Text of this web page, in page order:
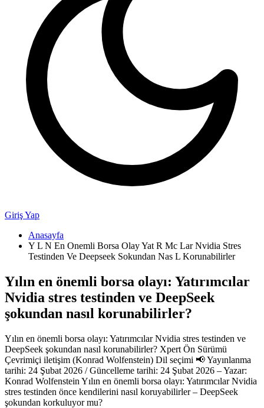
Giriş Yap
Anasayfa
Y L N En Onemli Borsa Olay Yat R Mc Lar Nvidia Stres
Testinden Ve Deepseek Sokundan Nas L Korunabilirler
Yılın en önemli borsa olayı: Yatırımcılar
Nvidia stres testinden ve DeepSeek
şokundan nasıl korunabilirler?
Yılın en önemli borsa olayı: Yatırımcılar Nvidia stres testinden ve
DeepSeek şokundan nasıl korunabilirler? Xpert Ön Sürümü
Çevrimiçi iletişim (Konrad Wolfenstein) Dil seçimi 📢 Yayınlanma
tarihi: 24 Şubat 2026 / Güncelleme tarihi: 24 Şubat 2026 – Yazar:
Konrad Wolfenstein Yılın en önemli borsa olayı: Yatırımcılar Nvidia
stres testinden önce kendilerini nasıl koruyabilirler – DeepSeek
şokundan korkuluyor mu?